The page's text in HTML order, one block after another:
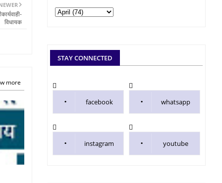
विधायक
more
STAY CONNECTED
facebook whatsapp
instagram youtube